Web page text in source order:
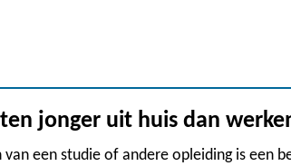
jonger uit huis dan
van een studie of andere opleiding is een